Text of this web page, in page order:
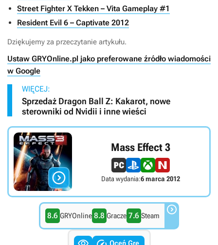
Street Fighter X Tekken – Vita Gameplay #1
Resident Evil 6 – Captivate 2012
Dziękujemy za przeczytanie artykułu.
Ustaw GRYOnline.pl jako preferowane źródło wiadomości
w Google
WIĘCEJ:
Sprzedaż Dragon Ball Z: Kakarot, nowe
sterowniki od Nvidii i inne wieści

Mass Effect 3
Data wydania:6 marca 2012
8.6 GRYOnline 8.8 Gracze 7.6 Steam 